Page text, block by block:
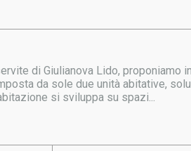
di Giulianova Lido,
da sole due unità abitative,
si sviluppa su spazi...